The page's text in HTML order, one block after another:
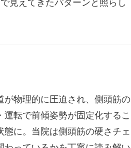
見えてきたパターンと照らし
物理的に圧迫され、側頭筋の
転で前傾姿勢が固定化するこ
に。当院は側頭筋の硬さチェ